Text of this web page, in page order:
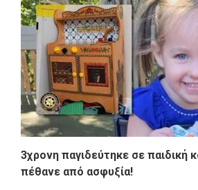
3χρονη παγιδεύτηκε σε παιδική
πέθανε από ασφυξία!